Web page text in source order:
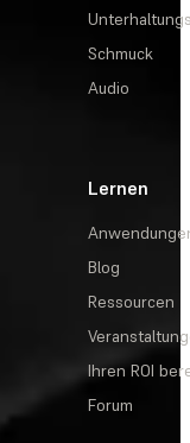
Schmuck
Audio
Lernen
Blog
Ressourcen
Ihren ROI
Forum